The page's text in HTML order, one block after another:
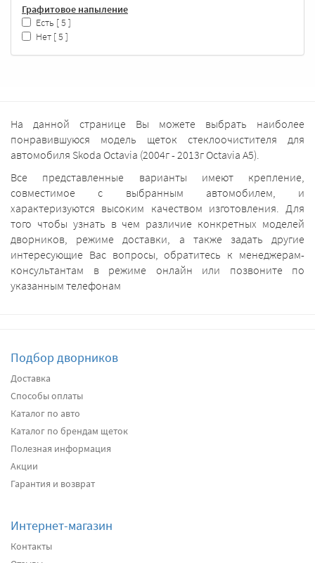
Графитовое напыление
Есть [ 5 ]
Нет [ 5 ]
На данной странице Вы можете выбрать наиболее
понравившуюся модель щеток стеклоочистителя для
автомобиля Skoda Octavia (2004г - 2013г Octavia A5).
Все представленные варианты имеют крепление,
совместимое с выбранным автомобилем, и
характеризуются высоким качеством изготовления. Для
того чтобы узнать в чем различие конкретных моделей
дворников, режиме доставки, а также задать другие
интересующие Вас вопросы, обратитесь к менеджерам-
консультантам в режиме онлайн или позвоните по
указанным телефонам
Подбор дворников
Доставка
Способы оплаты
Каталог по авто
Каталог по брендам щеток
Полезная информация
Акции
Гарантия и возврат
Интернет-магазин
Контакты